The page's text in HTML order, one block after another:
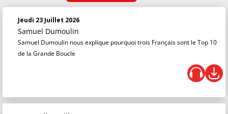
Saison 2024 / 2025
Saison 2022 / 2023
Jeudi 23 Juillet 2026
Samuel Dumoulin
Samuel Dumoulin nous explique pourquoi trois Français sont le Top 10
de la Grande Boucle